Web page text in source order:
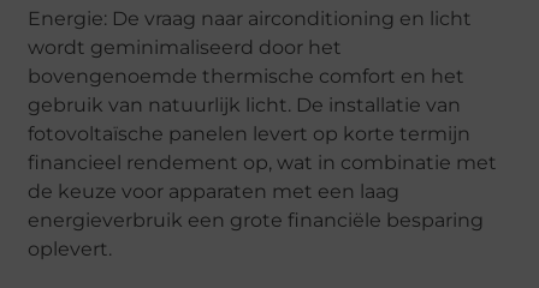
Energie: De vraag naar airconditioning en licht
wordt geminimaliseerd door het
bovengenoemde thermische comfort en het
gebruik van natuurlijk licht. De installatie van
fotovoltaïsche panelen levert op korte termijn
financieel rendement op, wat in combinatie met
de keuze voor apparaten met een laag
energieverbruik een grote financiële besparing
oplevert.